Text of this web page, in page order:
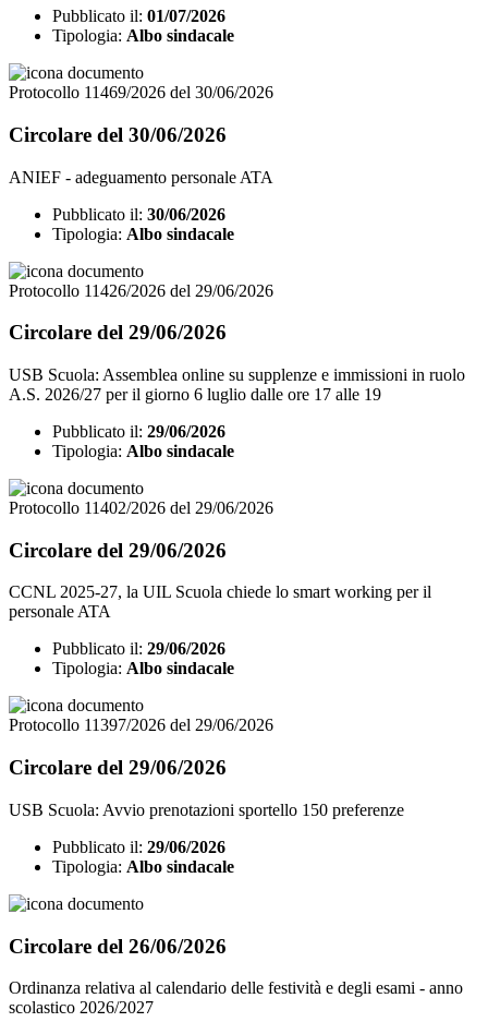
Pubblicato il: 01/07/2026
Tipologia: Albo sindacale
Protocollo 11469/2026 del 30/06/2026
Circolare del 30/06/2026
ANIEF - adeguamento personale ATA
Pubblicato il: 30/06/2026
Tipologia: Albo sindacale
Protocollo 11426/2026 del 29/06/2026
Circolare del 29/06/2026
USB Scuola: Assemblea online su supplenze e immissioni in ruolo
A.S. 2026/27 per il giorno 6 luglio dalle ore 17 alle 19
Pubblicato il: 29/06/2026
Tipologia: Albo sindacale
Protocollo 11402/2026 del 29/06/2026
Circolare del 29/06/2026
CCNL 2025-27, la UIL Scuola chiede lo smart working per il
personale ATA
Pubblicato il: 29/06/2026
Tipologia: Albo sindacale
Protocollo 11397/2026 del 29/06/2026
Circolare del 29/06/2026
USB Scuola: Avvio prenotazioni sportello 150 preferenze
Pubblicato il: 29/06/2026
Tipologia: Albo sindacale
Circolare del 26/06/2026
Ordinanza relativa al calendario delle festività e degli esami - anno
scolastico 2026/2027